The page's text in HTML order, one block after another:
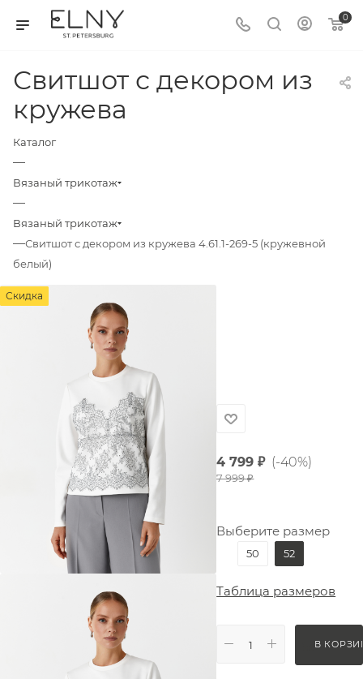
0
Свитшот с декором из
кружева
Каталог
—
Вязаный трикотаж
—
Вязаный трикотаж
—Свитшот с декором из кружева 4.61.1-269-5 (кружевной
белый)
Скидка
Скидка
4 799 ₽ (-40%)
7 999₽
Выберите размер
50 52
Таблица размеров
В